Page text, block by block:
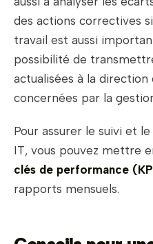
des actions correctives
travail est aussi
possibilité de
actualisées à la
concernées par la
Pour assurer le suivi et
IT, vous pouvez mettre
clés de performance
rapports mensuels.